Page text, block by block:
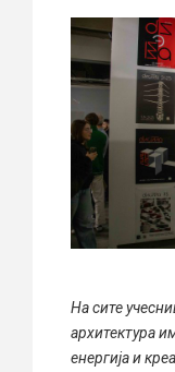
На сите
архитектура
енергија и